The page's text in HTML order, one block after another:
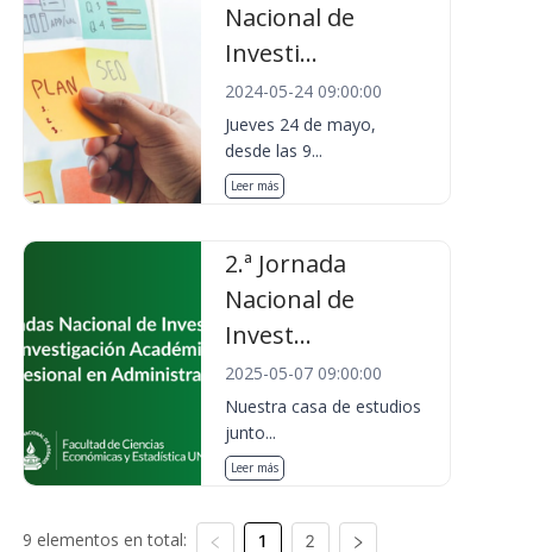
Nacional de
Investi...
2024-05-24 09:00:00
Jueves 24 de mayo,
desde las 9...
Leer más
2.ª Jornada
Nacional de
Invest...
2025-05-07 09:00:00
Nuestra casa de estudios
junto...
Leer más
9 elementos en total: 1 2